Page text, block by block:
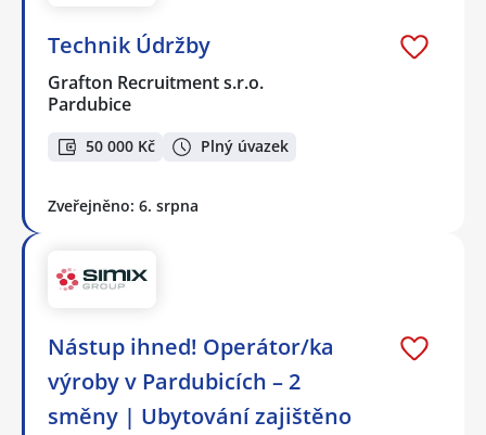
Technik Údržby
Grafton Recruitment s.r.o.
Pardubice
50 000 Kč Plný úvazek
Zveřejněno: 6. srpna
Nástup ihned! Operátor/ka
výroby v Pardubicích – 2
směny | Ubytování zajištěno